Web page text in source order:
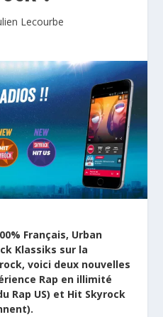
Lecourbe
Français, Urban
Klassiks sur la
voici deux nouvelles
Rap en illimité
Rap US) et Hit Skyrock